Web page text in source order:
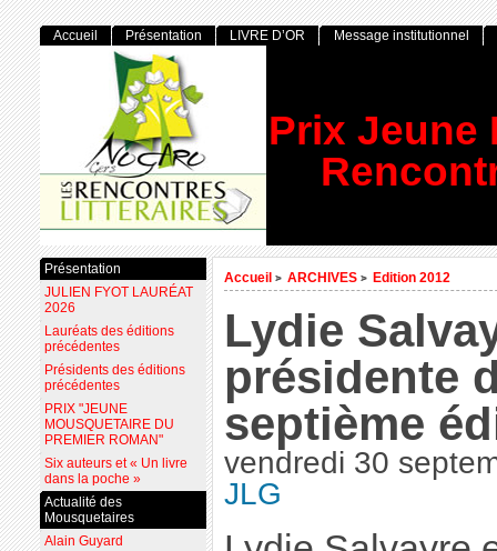
Prix Jeune
Accueil > ARCHIVES > Edition 2012
Lydie
présidente
septième
vendredi 30
JLG
Accueil Présentation LIVRE D’OR Message institutionnel
Présentation
JULIEN FYOT LAURÉAT
2026
Lauréats des éditions
précédentes
Présidents des éditions
précédentes
PRIX "JEUNE
MOUSQUETAIRE DU
PREMIER ROMAN"
Six auteurs et « Un livre
dans la poche »
Actualité des
Mousquetaires
Alain Guyard